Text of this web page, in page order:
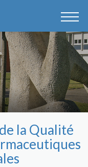
la Qualité